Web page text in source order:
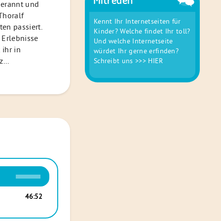
und
passiert.
ihr in
Pfeiltasten
Hoch/Runter
benutzen,
46:52
Kennt Ihr Internetseiten für
Kinder? Welche findet Ihr toll?
Und welche Internetseite
würdet Ihr gerne erfinden?
Schreibt uns>>> HIER